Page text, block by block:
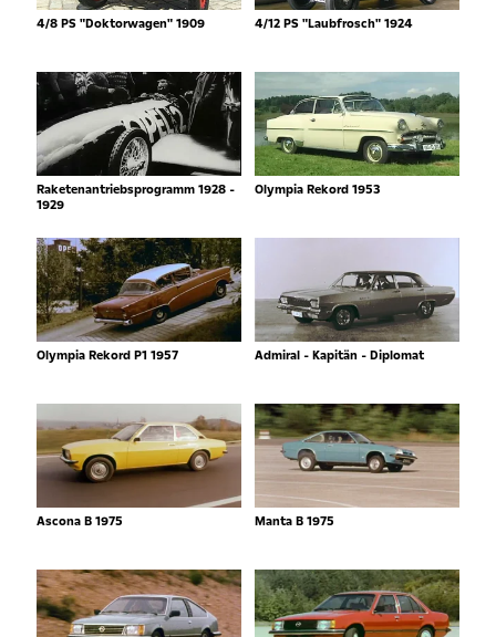
4/8 PS "Doktorwagen" 1909 4/12 PS "Laubfrosch" 1924
Raketenantriebsprogramm 1928 -
1929
Olympia Rekord 1953
Olympia Rekord P1 1957 Admiral - Kapitän - Diplomat
Ascona B 1975 Manta B 1975